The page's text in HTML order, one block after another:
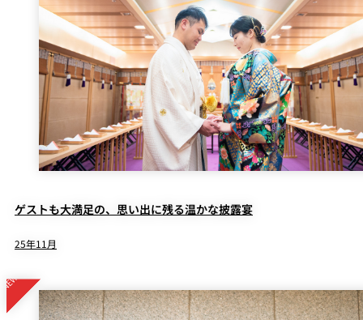
ゲストも大満足の、思い出に残る温かな披露宴
25年11月